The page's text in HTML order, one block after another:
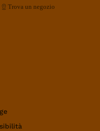
Trova un negozio